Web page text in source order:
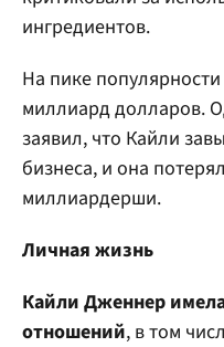
ингредиентов.
На пике
миллиард долларов.
заявил, что Кайли
бизнеса, и она
миллиардерши.
Личная жизнь
Кайли Дженнер
отношений, в том